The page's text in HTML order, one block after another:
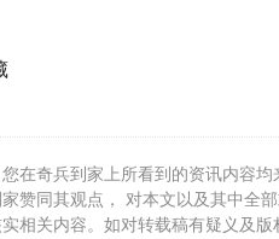
在奇兵到家上所看到的资讯内容
赞同其观点， 对本文以及其中全
相关内容。如对转载稿有疑义及